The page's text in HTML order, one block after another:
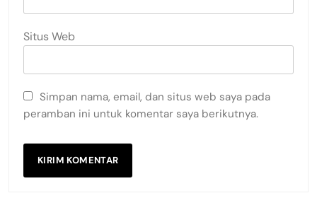
Situs Web
Simpan nama, email, dan situs web saya pada
peramban ini untuk komentar saya berikutnya.